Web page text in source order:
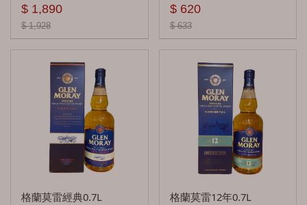
帝王 Dewars
達爾維尼 Dalwhinnie
道格拉斯蘭恩 Douglas Laing & Co
帝亞吉歐 Diageo
大摩 Dalmore
$ 1,890
$ 1,928
$ 620
$ 633
格蘭莫雷經典0.7L
格蘭莫雷12年0.7L